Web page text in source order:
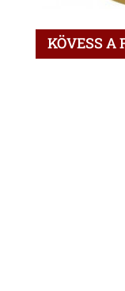
KÖVESS A